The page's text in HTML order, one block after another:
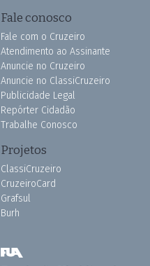
Fale conosco
Fale com o Cruzeiro
Atendimento ao Assinante
Anuncie no Cruzeiro
Anuncie no ClassiCruzeiro
Publicidade Legal
Repórter Cidadão
Trabalhe Conosco
Projetos
ClassiCruzeiro
CruzeiroCard
Grafsul
Burh